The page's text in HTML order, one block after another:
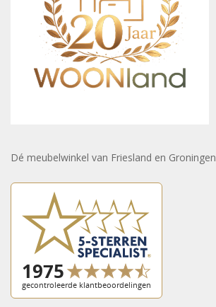
Dé meubelwinkel van Friesland en Groningen